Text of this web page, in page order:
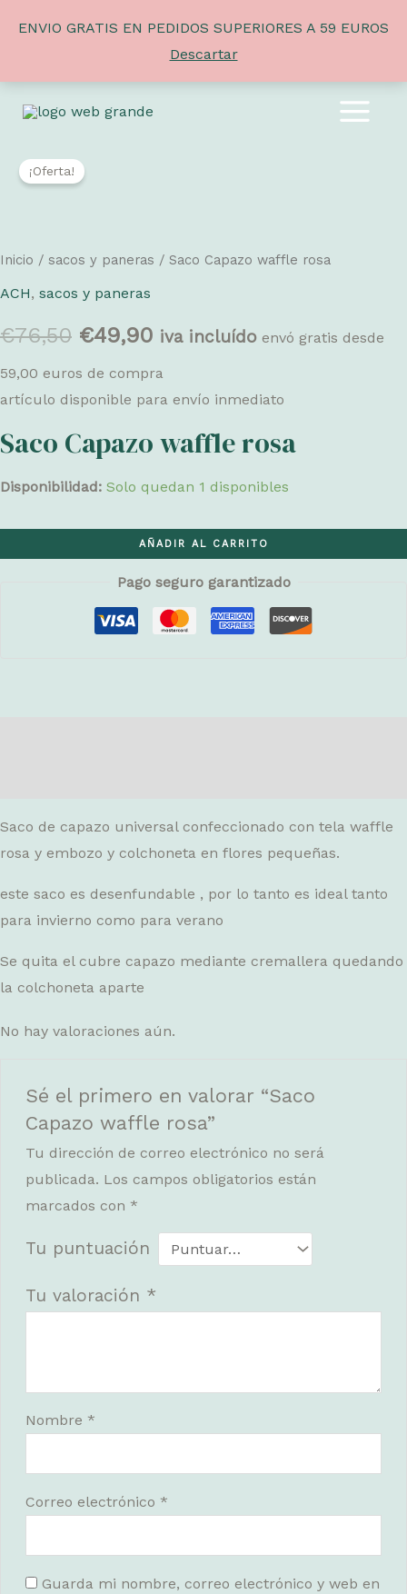
ENVIO GRATIS EN PEDIDOS SUPERIORES A 59 EUROS
Descartar
MAIN
¡Oferta!
Inicio / sacos y paneras / Saco Capazo waffle rosa
ACH, sacos y paneras
€76,50 El
precio
original
era:
€76,50.
€49,90El
precio
es:
€49,90.
iva incluído envó gratis desde
59,00 euros de compra
artículo disponible para envío inmediato
Saco Capazo waffle rosa
Disponibilidad: Solo quedan 1 disponibles
Saco
AÑADIR AL CARRITO
Pago seguro garantizado
Saco de capazo universal confeccionado con tela waffle
rosa y embozo y colchoneta en flores pequeñas.
este saco es desenfundable , por lo tanto es ideal tanto
para invierno como para verano
Se quita el cubre capazo mediante cremallera quedando
la colchoneta aparte
No hay valoraciones aún.
Sé el primero en valorar “Saco
Capazo waffle rosa”
Tu dirección de correo electrónico no será
publicada. Los campos obligatorios están
marcados con *
Tu puntuación
Tu valoración *
Nombre *
Correo electrónico *
Guarda mi nombre, correo electrónico y web en